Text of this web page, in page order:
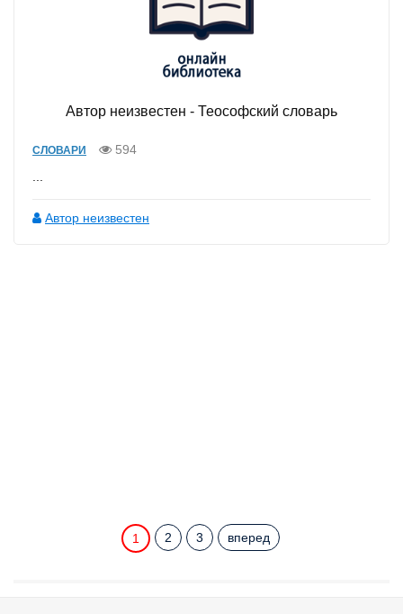
Автор неизвестен - Теософский словарь
СЛОВАРИ
594
Автор неизвестен
1 2 3 вперед